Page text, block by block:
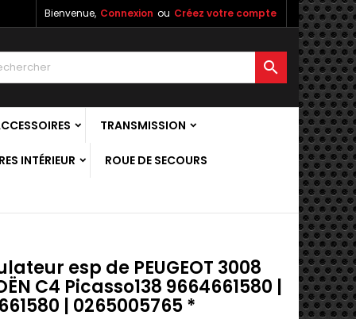
Bienvenue, Connexion ou Créez votre compte

TRANSMISSION
INTÉRIEUR ROUE DE SECOURS
esp de PEUGEOT 3008
C4 Picasso138 9664661580 |
| 0265005765 *